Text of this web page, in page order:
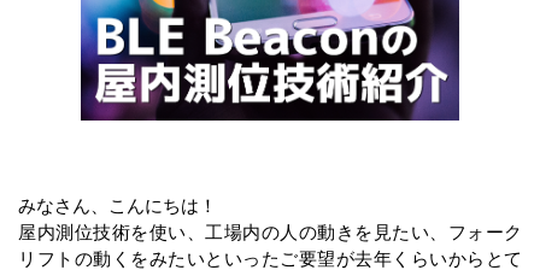
みなさん、こんにちは！
屋内測位技術を使い、工場内の人の動きを見たい、フォーク
リフトの動くをみたいといったご要望が去年くらいからとて